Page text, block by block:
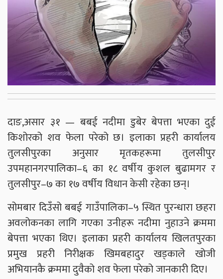
दाङ,असार ३१ — बबई नदीमा डुबेर बेपत्ता भएका दुई
किशोरको शव फेला परेको छ। इलाका प्रहरी कार्यालय
तुलसीपुरका अनुसार मृतकहरूमा तुलसीपुर
उपमहानगरपालिका–६ का १८ वर्षीय कुशल बुढामगर र
तुलसीपुर–७ का १७ वर्षीय विधान केसी रहेका छन्।
सोमबार दिउँसो बबई गाउँपालिका–५ स्थित पुरन्धारा छहरा
अवलोकनका लागि गएका उनीहरू नदीमा नुहाउने क्रममा
बेपत्ता भएका थिए। इलाका प्रहरी कार्यालय खिलतपुरका
प्रमुख प्रहरी निरीक्षक खिमबहादुर खड्काले खोजी
अभियानकै क्रममा दुवैको शव फेला परेको जानकारी दिए।